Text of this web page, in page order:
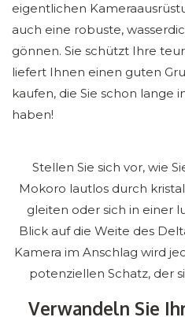
eigentlichen
auch eine robuste,
gönnen. Sie schützt Ihre
liefert Ihnen einen guten
kaufen, die Sie schon lange
haben!
Stellen Sie sich vor, wie
Mokoro lautlos durch
gleiten oder sich in einer
Blick auf die Weite des
Kamera im Anschlag wird
potenziellen Schatz, der
Verwandeln Sie